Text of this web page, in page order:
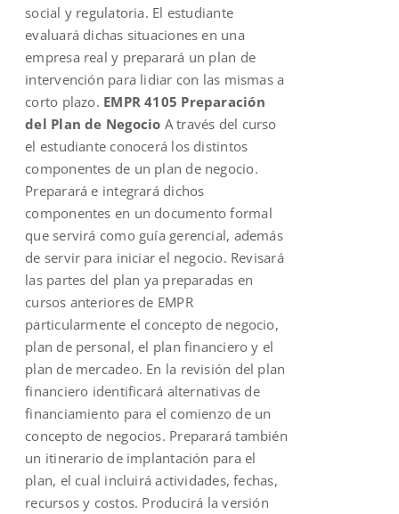
social y regulatoria. El estudiante
evaluará dichas situaciones en una
empresa real y preparará un plan de
intervención para lidiar con las mismas a
corto plazo. EMPR 4105 Preparación
del Plan de Negocio A través del curso
el estudiante conocerá los distintos
componentes de un plan de negocio.
Preparará e integrará dichos
componentes en un documento formal
que servirá como guía gerencial, además
de servir para iniciar el negocio. Revisará
las partes del plan ya preparadas en
cursos anteriores de EMPR
particularmente el concepto de negocio,
plan de personal, el plan financiero y el
plan de mercadeo. En la revisión del plan
financiero identificará alternativas de
financiamiento para el comienzo de un
concepto de negocios. Preparará también
un itinerario de implantación para el
plan, el cual incluirá actividades, fechas,
recursos y costos. Producirá la versión